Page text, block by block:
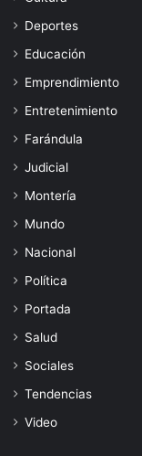
Deportes
Educación
Emprendimiento
Entretenimiento
Farándula
Judicial
Montería
Mundo
Nacional
Política
Portada
Salud
Sociales
Tendencias
Video